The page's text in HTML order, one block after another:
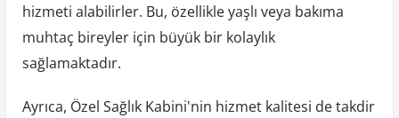
hizmeti alabilirler. Bu, özellikle yaşlı veya bakıma
muhtaç bireyler için büyük bir kolaylık
sağlamaktadır.
Ayrıca, Özel Sağlık Kabini'nin hizmet kalitesi de takdir